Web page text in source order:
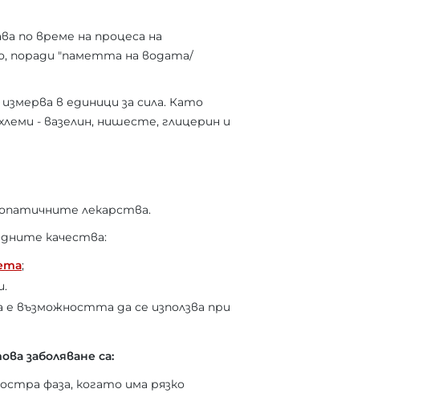
по време на процеса на
поради "паметта на водата/
в единици за сила. Като
- вазелин, нишесте, глицерин и
лекарства.
качества:
;
възможността да се използва при
заболяване са:
фаза, когато има рязко